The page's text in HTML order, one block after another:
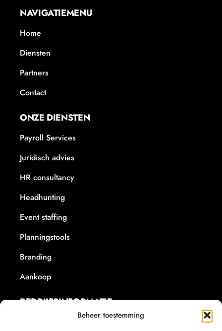
Beheer toestemming
NAVIGATIEMENU
Home
Diensten
Partners
Contact
ONZE DIENSTEN
Payroll Services
Juridisch advies
HR consultancy
Headhunting
Event staffing
Planningstools
Branding
Aankoop
BEDRIJFSINFORMATIE
+32 479/60.21.18